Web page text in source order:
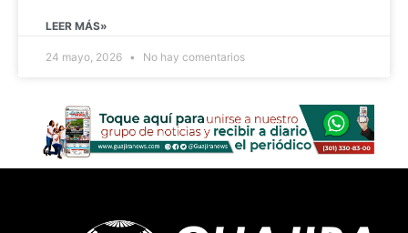
LEER MÁS»
24 mayo, 2026 No hay comentarios